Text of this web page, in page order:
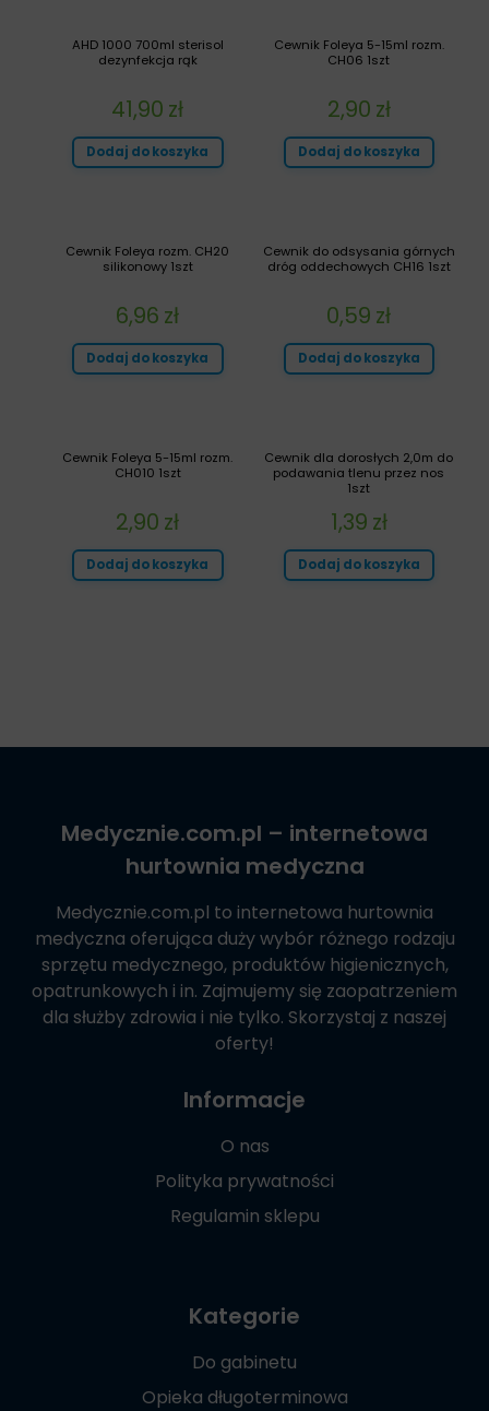
Cewnik Foleya 5-15ml rozm.
CH06 1szt
2,90 zł
Dodaj do koszyka
AHD 1000 700ml sterisol
dezynfekcja rąk
41,90 zł
Dodaj do koszyka
Cewnik do odsysania górnych
dróg oddechowych CH16 1szt
0,59 zł
Dodaj do koszyka
Cewnik Foleya rozm. CH20
silikonowy 1szt
6,96 zł
Dodaj do koszyka
Cewnik dla dorosłych 2,0m do
podawania tlenu przez nos
1szt
1,39 zł
Dodaj do koszyka
Cewnik Foleya 5-15ml rozm.
CH010 1szt
2,90 zł
Dodaj do koszyka
Medycznie.com.pl – internetowa
hurtownia medyczna
Medycznie.com.pl to internetowa hurtownia
medyczna oferująca duży wybór różnego rodzaju
sprzętu medycznego, produktów higienicznych,
opatrunkowych i in. Zajmujemy się zaopatrzeniem
dla służby zdrowia i nie tylko. Skorzystaj z naszej
oferty!
Informacje
O nas
Polityka prywatności
Regulamin sklepu
Kategorie
Do gabinetu
Opieka długoterminowa